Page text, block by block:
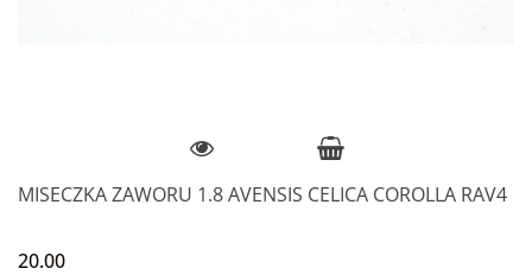
MISECZKA ZAWORU 1.8 AVENSIS CELICA COROLLA RAV4
20.00